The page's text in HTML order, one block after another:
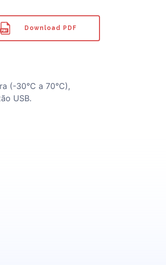
Download PDF
(-30°C a 70°C),
USB.